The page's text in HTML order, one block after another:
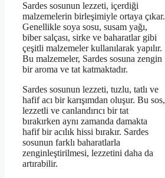
Sardes sosunun lezzeti, içerdiği
malzemelerin birleşimiyle ortaya çıkar.
Genellikle soya sosu, susam yağı,
biber salçası, sirke ve baharatlar gibi
çeşitli malzemeler kullanılarak yapılır.
Bu malzemeler, Sardes sosuna zengin
bir aroma ve tat katmaktadır.
Sardes sosunun lezzeti, tuzlu, tatlı ve
hafif acı bir karışımdan oluşur. Bu sos,
lezzetli ve canlandırıcı bir tat
bırakırken aynı zamanda damakta
hafif bir acılık hissi bırakır. Sardes
sosunun farklı baharatlarla
zenginleştirilmesi, lezzetini daha da
artırabilir.